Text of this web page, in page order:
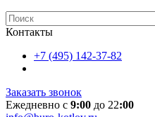
Контакты
+7 (495) 142-37-82
Заказать звонок
Ежедневно с 9:00 до 22:00